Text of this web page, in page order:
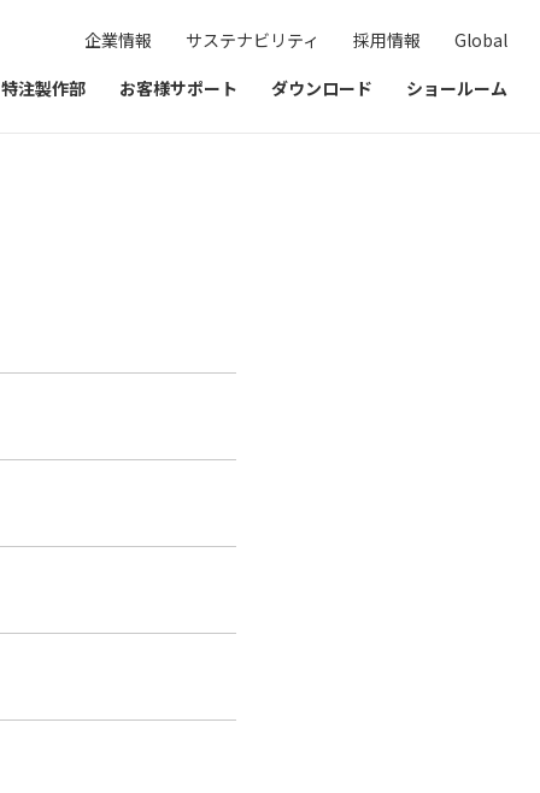
企業情報 サステナビリティ 採用情報
Global
注製作部 お客様サポート ダウンロード ショールーム